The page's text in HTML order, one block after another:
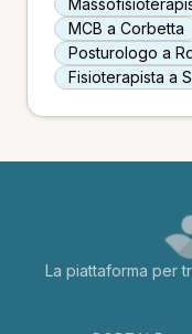
MCB a Corbetta
Posturologo a
Fisioterapista a
La piattaforma per